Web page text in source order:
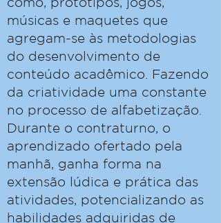
músicas e maquetes que
agregam-se às metodologias
do desenvolvimento de
conteúdo acadêmico. Fazendo
da criatividade uma constante
no processo de alfabetização.
Durante o contraturno, o
aprendizado ofertado pela
manhã, ganha forma na
extensão lúdica e prática das
atividades, potencializando as
habilidades adquiridas de